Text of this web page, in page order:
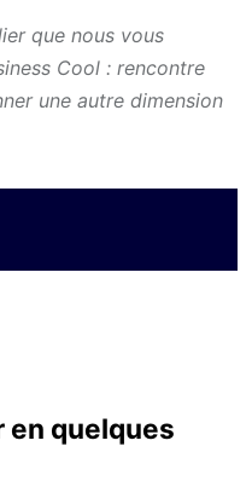
que nous vous
Cool : rencontre
une autre dimension
quelques